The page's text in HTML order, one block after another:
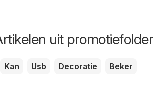
uit
Kan Usb Decoratie
Beker